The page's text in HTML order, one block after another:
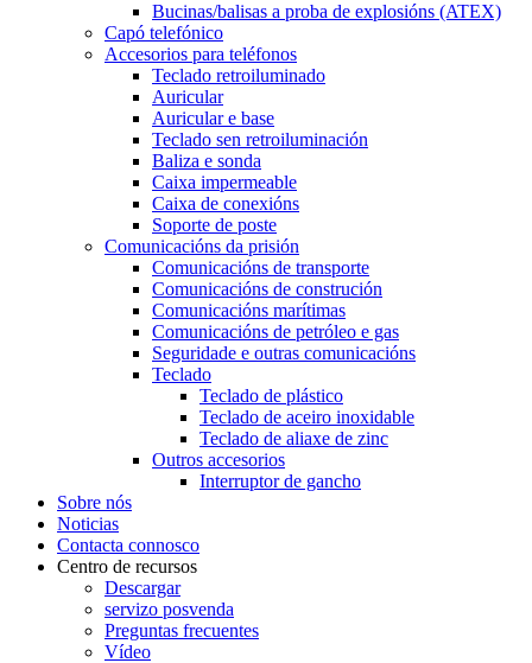
Bucinas/balisas a proba de explosións (ATEX)
Capó telefónico
Accesorios para teléfonos
Teclado retroiluminado
Auricular
Auricular e base
Teclado sen retroiluminación
Baliza e sonda
Caixa impermeable
Caixa de conexións
Soporte de poste
Comunicacións da prisión
Comunicacións de transporte
Comunicacións de construción
Comunicacións marítimas
Comunicacións de petróleo e gas
Seguridade e outras comunicacións
Teclado
Teclado de plástico
Teclado de aceiro inoxidable
Teclado de aliaxe de zinc
Outros accesorios
Interruptor de gancho
Sobre nós
Noticias
Contacta connosco
Centro de recursos
Descargar
servizo posvenda
Preguntas frecuentes
Vídeo